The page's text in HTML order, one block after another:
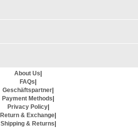
About Us
FAQs
Geschäftspartner
Payment Methods
Privacy Policy|
Return & Exchange
Shipping & Returns